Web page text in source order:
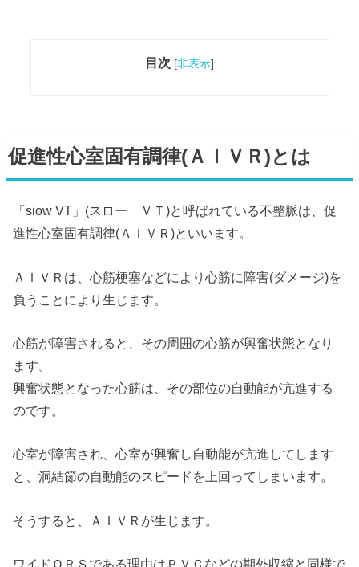
目次 [非表示]
促進性心室固有調律(ＡＩＶＲ)とは
「siow VT」(スロー ＶＴ)と呼ばれている不整脈は、促
進性心室固有調律(ＡＩＶＲ)といいます。
ＡＩＶＲは、心筋梗塞などにより心筋に障害(ダメージ)を
負うことにより生じます。
心筋が障害されると、その周囲の心筋が興奮状態となり
ます。
興奮状態となった心筋は、その部位の自動能が亢進する
のです。
心室が障害され、心室が興奮し自動能が亢進してします
と、洞結節の自動能のスピードを上回ってしまいます。
そうすると、ＡＩＶＲが生じます。
ワイドＱＲＳである理由はＰＶＣなどの期外収縮と同様で